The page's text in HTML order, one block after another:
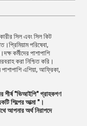
সিল এবং সিল কিট
পরিষেবা,
কর্মীদের পাশাপাশি
করা নিশ্চিত করি।
এশিয়া, আফ্রিকা,
শীর্ষ "ভিআইপি" গ্রাহকগণ
শিল্পের আত্মা "।
আপনার অর্থ নিরাপদে